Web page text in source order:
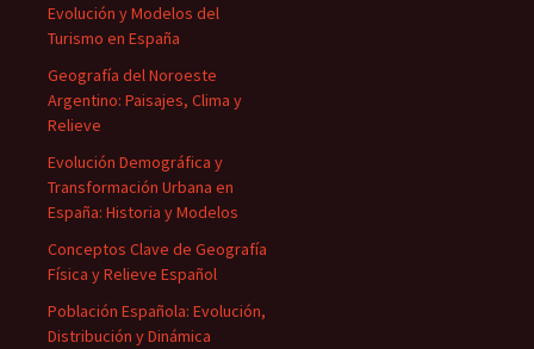
Evolución y Modelos del
Turismo en España
Geografía del Noroeste
Argentino: Paisajes, Clima y
Relieve
Evolución Demográfica y
Transformación Urbana en
España: Historia y Modelos
Conceptos Clave de Geografía
Física y Relieve Español
Población Española: Evolución,
Distribución y Dinámica